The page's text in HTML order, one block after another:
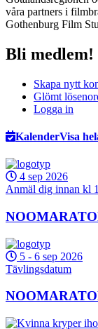
våra partners i
Gothenburg Film
Bli medlem!
Skapa nytt
Glömt
Logga in
KalenderVisa
4 sep 2026
Anmäl dig innan kl
5 - 6 sep 2026
Tävlingsdatum